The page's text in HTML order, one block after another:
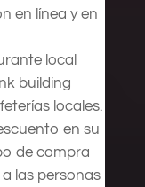
en línea y en
local
building
locales.
en su
de compra
las personas